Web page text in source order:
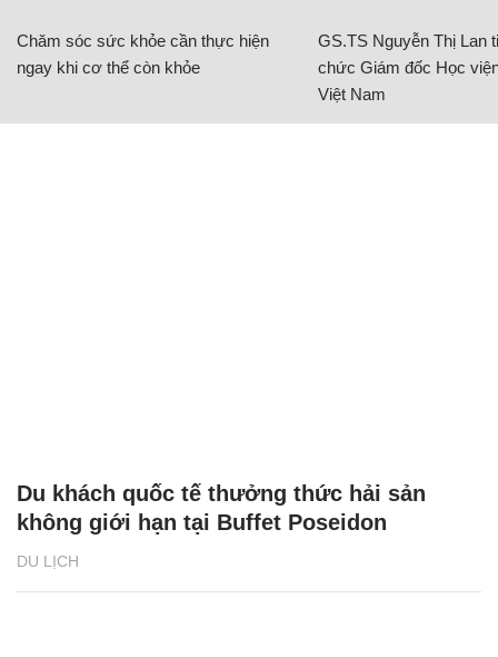
Chăm sóc sức khỏe cần thực hiện
ngay khi cơ thể còn khỏe
GS.TS Nguyễn Thị Lan
chức Giám đốc Học
Việt Nam
DU LỊCH
Du khách quốc tế thưởng thức hải sản
không giới hạn tại Buffet Poseidon